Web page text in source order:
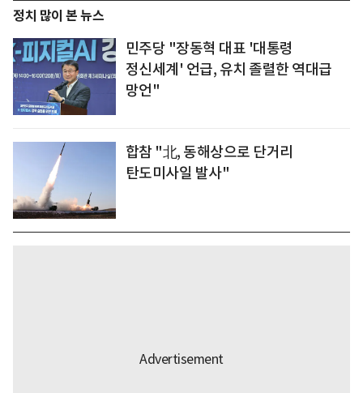
정치 많이 본 뉴스
민주당 "장동혁 대표 '대통령
정신세계' 언급, 유치 졸렬한 역대급
망언"
합참 "北, 동해상으로 단거리
탄도미사일 발사"